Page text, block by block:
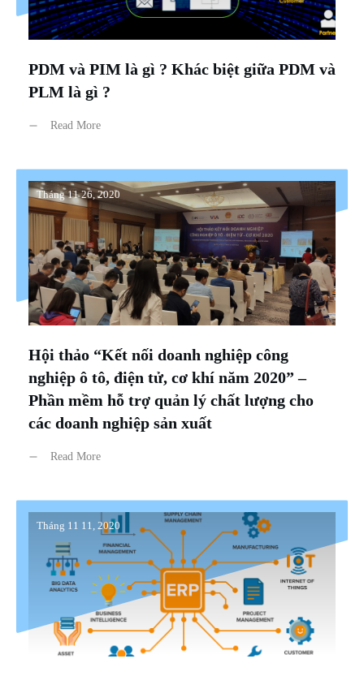
PDM và PIM là gì ? Khác biệt giữa PDM và
PLM là gì ?
Read More
Tháng 11 26, 2020
Hội thảo “Kết nối doanh nghiệp công
nghiệp ô tô, điện tử, cơ khí năm 2020” –
Phần mềm hỗ trợ quản lý chất lượng cho
các doanh nghiệp sản xuất
Read More
Tháng 11 11, 2020